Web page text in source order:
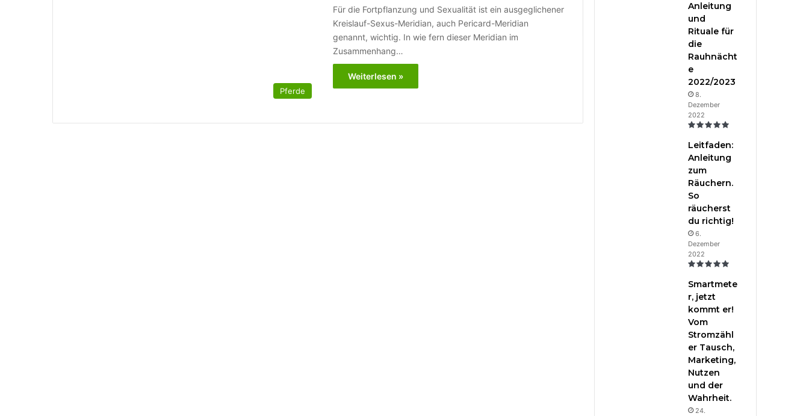
Pferde
Für die Fortpflanzung und Sexualität ist ein ausgeglichener
Kreislauf-Sexus-Meridian, auch Pericard-Meridian
genannt, wichtig. In wie fern dieser Meridian im
Zusammenhang…
Weiterlesen »
Anleitung
und
Rituale für
die
Rauhnächt
e
2022/2023
8.
Dezember
2022
Leitfaden:
Anleitung
zum
Räuchern.
So
räucherst
du richtig!
6.
Dezember
2022
Smartmete
r, jetzt
kommt er!
Vom
Stromzähl
er Tausch,
Marketing,
Nutzen
und der
Wahrheit.
24.